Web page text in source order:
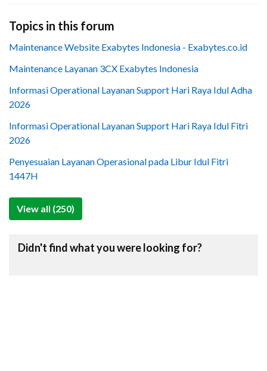
Topics in this forum
Maintenance Website Exabytes Indonesia - Exabytes.co.id
Maintenance Layanan 3CX Exabytes Indonesia
Informasi Operational Layanan Support Hari Raya Idul Adha
2026
Informasi Operational Layanan Support Hari Raya Idul Fitri
2026
Penyesuaian Layanan Operasional pada Libur Idul Fitri
1447H
View all (250)
Didn't find what you were looking for?